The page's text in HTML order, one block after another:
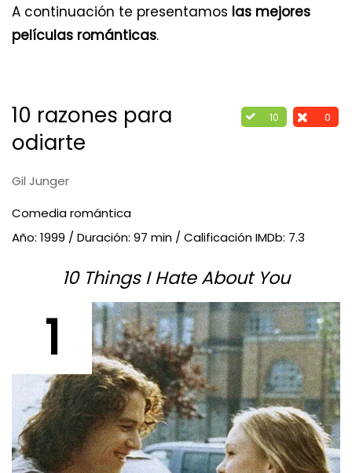
A continuación te presentamos las mejores
películas románticas.
10 0
10 razones para
odiarte
Gil Junger
Comedia romántica
Año: 1999 / Duración: 97 min / Calificación IMDb: 7.3
10 Things I Hate About You
1